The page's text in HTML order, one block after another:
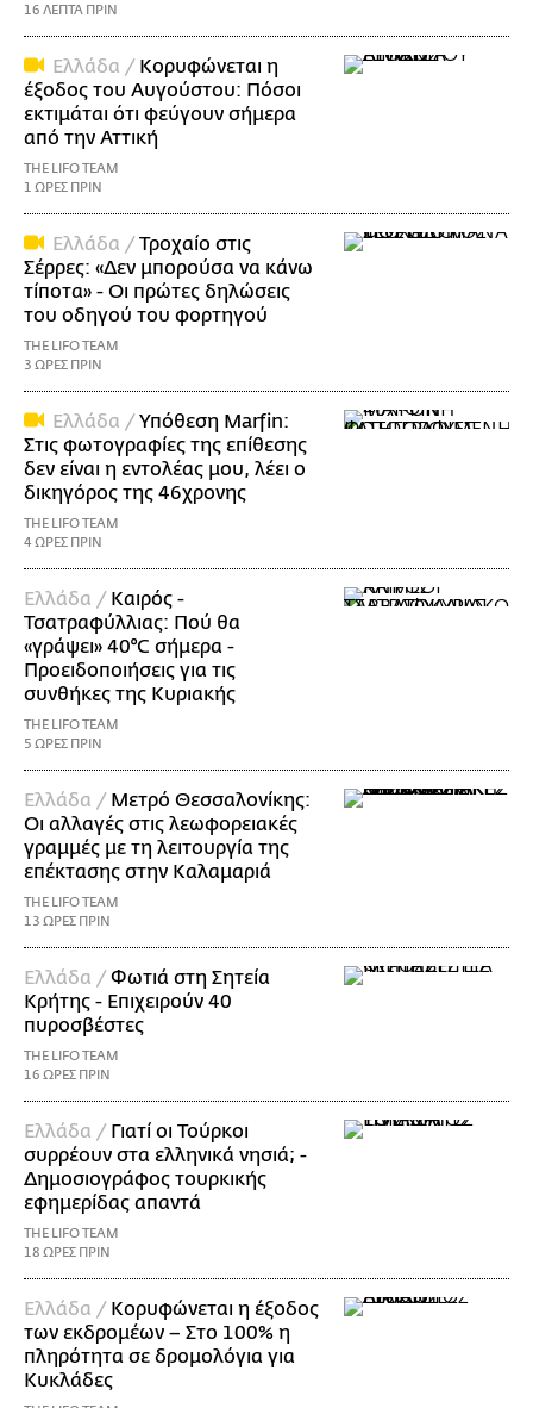
16 ΛΕΠΤΑ ΠΡΙΝ
Ελλάδα / Κορυφώνεται η
έξοδος του Αυγούστου: Πόσοι
εκτιμάται ότι φεύγουν σήμερα
από την Αττική
THE LIFO TEAM
1 ΩΡΕΣ ΠΡΙΝ
Ελλάδα /Τροχαίο στις
Σέρρες: «Δεν μπορούσα να κάνω
τίποτα» - Οι πρώτες δηλώσεις
του οδηγού του φορτηγού
THE LIFO TEAM
3 ΩΡΕΣ ΠΡΙΝ
Ελλάδα /Υπόθεση Marfin:
Στις φωτογραφίες της επίθεσης
δεν είναι η εντολέας μου, λέει ο
δικηγόρος της 46χρονης
THE LIFO TEAM
4 ΩΡΕΣ ΠΡΙΝ
Ελλάδα / Καιρός -
Τσατραφύλλιας: Πού θα
«γράψει» 40°C σήμερα -
Προειδοποιήσεις για τις
συνθήκες της Κυριακής
THE LIFO TEAM
5 ΩΡΕΣ ΠΡΙΝ
Ελλάδα / Μετρό Θεσσαλονίκης:
Οι αλλαγές στις λεωφορειακές
γραμμές με τη λειτουργία της
επέκτασης στην Καλαμαριά
THE LIFO TEAM
13 ΩΡΕΣ ΠΡΙΝ
Ελλάδα /Φωτιά στη Σητεία
Κρήτης - Επιχειρούν 40
πυροσβέστες
THE LIFO TEAM
16 ΩΡΕΣ ΠΡΙΝ
Ελλάδα / Γιατί οι Τούρκοι
συρρέουν στα ελληνικά νησιά; -
Δημοσιογράφος τουρκικής
εφημερίδας απαντά
THE LIFO TEAM
18 ΩΡΕΣ ΠΡΙΝ
Ελλάδα / Κορυφώνεται η έξοδος
των εκδρομέων – Στο 100% η
πληρότητα σε δρομολόγια για
Κυκλάδες